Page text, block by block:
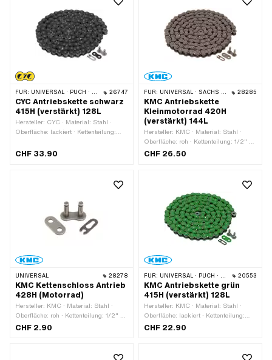
FÜR: UNIVERSAL · PUCH · SACHS · PONY / CILO (BETA 521 & 512) · ZÜNDAPP BELMONDO · TOMOS · BYE BIKE 26747
CYC Antriebskette schwarz
415H (verstärkt) 128L
Hersteller: CYC · Material: Stahl ·
Oberfläche: lackiert · Kettenteilung:
Abrollumfang: 1626 mm · Anzahl
CHF 33.90
FÜR: UNIVERSAL · SACHS · KREIDLER 28285
KMC Antriebskette
Kleinmotorrad 420H
(verstärkt) 144L
Hersteller: KMC · Material: Stahl ·
Oberfläche: roh · Kettenteilung: 1/2" x
1/4" · Kettentyp: 420H · Abrollumfang:
CHF 26.50
UNIVERSAL 28278
KMC Kettenschloss Antrieb
428H (Motorrad)
Hersteller: KMC · Material: Stahl ·
Oberfläche: roh · Kettenteilung: 1/2" x
5/16" · Kettentyp: 428H · Anzahl
CHF 2.90
FÜR: UNIVERSAL · PUCH · SACHS · PONY / CILO (BETA 521 & 512) · ZÜNDAPP BELMONDO · TOMOS · BYE BIKE 20553
KMC Antriebskette grün
415H (verstärkt) 128L
Hersteller: KMC · Material: Stahl ·
Oberfläche: lackiert · Kettenteilung:
1/2" x 3/16" · Kettentyp: 415H ·
Art: Federverschluss · Farbe: grün
CHF 22.90